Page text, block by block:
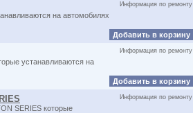
на автомобилях
Информация по ремонту
Добавить в корзину
устанавливаются на
Информация по ремонту
Добавить в корзину
SERIES которые
Информация по ремонту